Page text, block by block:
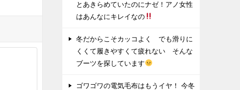
とあきらめていたのにナゼ！アノ女性
はあんなにキレイなの
冬だからこそカッコよく でも滑りに
くくて履きやすくて疲れない そんな
ブーツを探しています
ゴワゴワの電気毛布はもうイヤ！ 今冬